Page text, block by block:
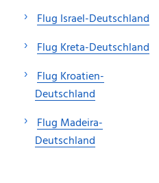
Flug Israel-Deutschland
Flug Kreta-Deutschland
Flug Kroatien-
Deutschland
Flug Madeira-
Deutschland